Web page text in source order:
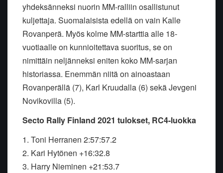
yhdeksänneksi nuorin MM-ralliin osallistunut
kuljettaja. Suomalaisista edellä on vain Kalle
Rovanperä. Myös kolme MM-starttia alle 18-
vuotiaalle on kunnioitettava suoritus, se on
nimittäin neljänneksi eniten koko MM-sarjan
historiassa. Enemmän niitä on ainoastaan
Rovanperällä (7), Karl Kruudalla (6) sekä Jevgeni
Novikovilla (5).
Secto Rally Finland 2021 tulokset, RC4-luokka
1. Toni Herranen 2:57:57.2
2. Kari Hytönen +16:32.8
3. Harry Nieminen +21:53.7